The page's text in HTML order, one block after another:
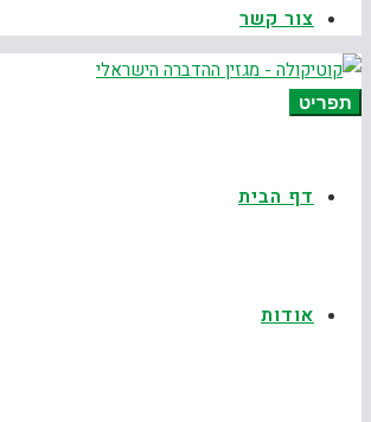
צור קשר
תפריט
דף הבית
אודות